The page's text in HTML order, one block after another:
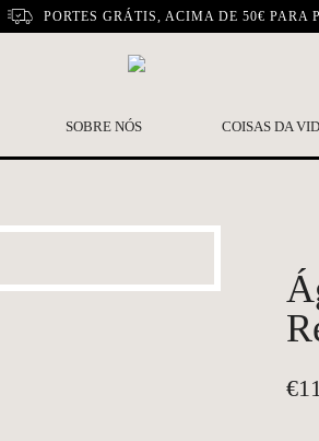
PORTES GRÁTIS, ACIMA DE 50€ PARA
SOBRE NÓS COISAS DA
€